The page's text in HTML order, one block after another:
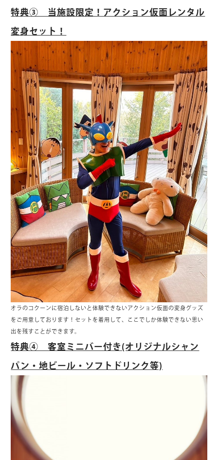
特典③ 当施設限定！アクション仮面レンタル
変身セット！
オラのコクーンに宿泊しないと体験できないアクション仮面の変身グッズ
をご用意しております！セットを着用して、ここでしか体験できない思い
出を残すことができます。
特典④ 客室ミニバー付き(オリジナルシャン
パン・地ビール・ソフトドリンク等)